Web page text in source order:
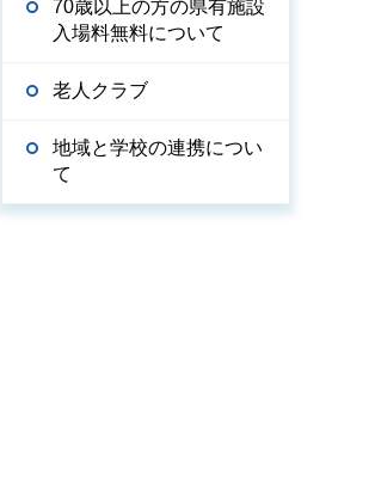
70歳以上の方の県有施設
入場料無料について
老人クラブ
地域と学校の連携につい
て